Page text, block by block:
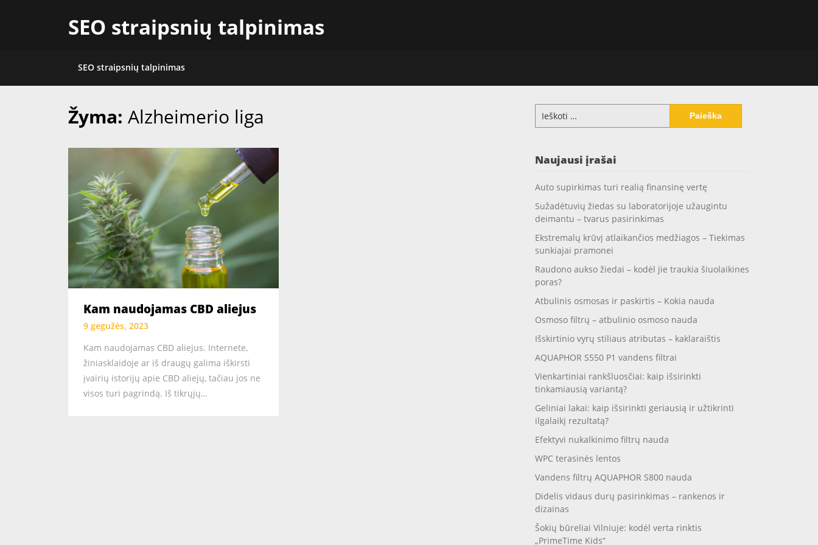
SEO straipsnių talpinimas
SEO straipsnių talpinimas
Žyma: Alzheimerio liga
Kam naudojamas CBD aliejus
9 gegužės, 2023
Kam naudojamas CBD aliejus. Internete,
žiniasklaidoje ar iš draugų galima iškirsti
įvairių istorijų apie CBD aliejų, tačiau jos ne
visos turi pagrindą. Iš tikrųjų…
Ieškoti:
Naujausi įrašai
Auto supirkimas turi realią finansinę vertę
Sužadėtuvių žiedas su laboratorijoje užaugintu
deimantu – tvarus pasirinkimas
Ekstremalų krūvį atlaikančios medžiagos – Tiekimas
sunkiajai pramonei
Raudono aukso žiedai – kodėl jie traukia šiuolaikines
poras?
Atbulinis osmosas ir paskirtis – Kokia nauda
Osmoso filtrų – atbulinio osmoso nauda
Išskirtinio vyrų stiliaus atributas – kaklaraištis
AQUAPHOR S550 P1 vandens filtrai
Vienkartiniai rankšluosčiai: kaip išsirinkti
tinkamiausią variantą?
Geliniai lakai: kaip išsirinkti geriausią ir užtikrinti
ilgalaikį rezultatą?
Efektyvi nukalkinimo filtrų nauda
WPC terasinės lentos
Vandens filtrų AQUAPHOR S800 nauda
Didelis vidaus durų pasirinkimas – rankenos ir
dizainas
Šokių būreliai Vilniuje: kodėl verta rinktis
„PrimeTime Kids“